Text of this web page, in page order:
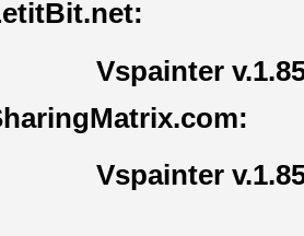
Vspainter
Vspainter